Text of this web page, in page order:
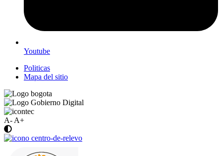
Youtube
Politicas
Mapa del sitio
A- A+